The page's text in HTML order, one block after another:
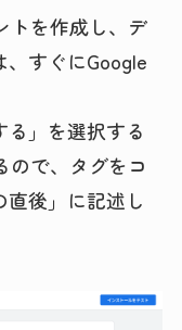
トを作成し、デ
すぐにGoogle
」を選択する
ので、タグをコ
直後」に記述し